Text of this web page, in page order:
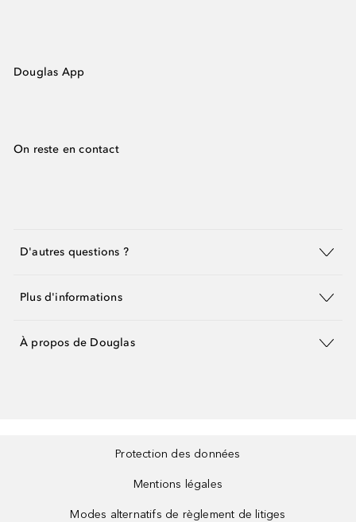
Douglas App
On reste en contact
D'autres questions ?
Plus d'informations
À propos de Douglas
Protection des données
Mentions légales
Modes alternatifs de règlement de litiges